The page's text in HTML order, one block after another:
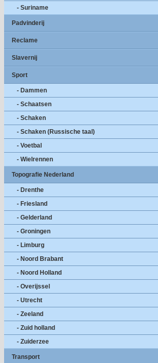
- Suriname
Padvinderij
Reclame
Slavernij
Sport
- Dammen
- Schaatsen
- Schaken
- Schaken (Russische taal)
- Voetbal
- Wielrennen
Topografie Nederland
- Drenthe
- Friesland
- Gelderland
- Groningen
- Limburg
- Noord Brabant
- Noord Holland
- Overijssel
- Utrecht
- Zeeland
- Zuid holland
- Zuiderzee
Transport